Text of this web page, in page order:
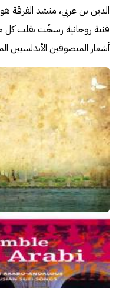
الدين بن عربي، منشد الفرقة
فنية روحانية رسخّت بقلب كل
أشعار المتصوفين الأندلسيين